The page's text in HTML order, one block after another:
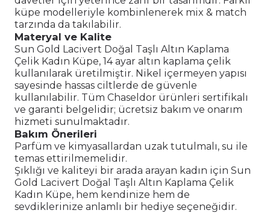
küpe modelleriyle kombinlenerek mix & match
tarzında da takılabilir.
Materyal ve Kalite
Sun Gold Lacivert Doğal Taşlı Altın Kaplama
Çelik Kadın Küpe, 14 ayar altın kaplama çelik
kullanılarak üretilmiştir. Nikel içermeyen yapısı
sayesinde hassas ciltlerde de güvenle
kullanılabilir. Tüm Chaseldor ürünleri sertifikalı
ve garanti belgelidir; ücretsiz bakım ve onarım
hizmeti sunulmaktadır.
Bakım Önerileri
Parfüm ve kimyasallardan uzak tutulmalı, su ile
temas ettirilmemelidir.
Şıklığı ve kaliteyi bir arada arayan kadın için Sun
Gold Lacivert Doğal Taşlı Altın Kaplama Çelik
Kadın Küpe, hem kendinize hem de
sevdiklerinize anlamlı bir hediye seçeneğidir.